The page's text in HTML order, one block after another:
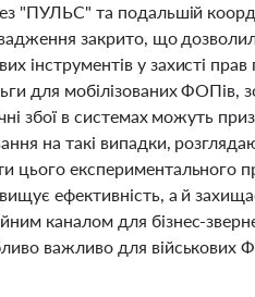
"ПУЛЬС" та подальшій
закрито, що
інструментів у захисті
для мобілізованих ФОПів,
збої в системах можуть
на такі випадки,
цього експериментального
ефективність, а й
каналом для бізнес-
важливо для військових